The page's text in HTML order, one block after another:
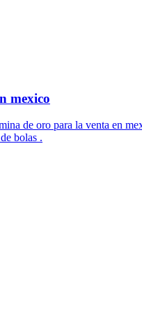
mexico
de oro para la venta en
bolas .